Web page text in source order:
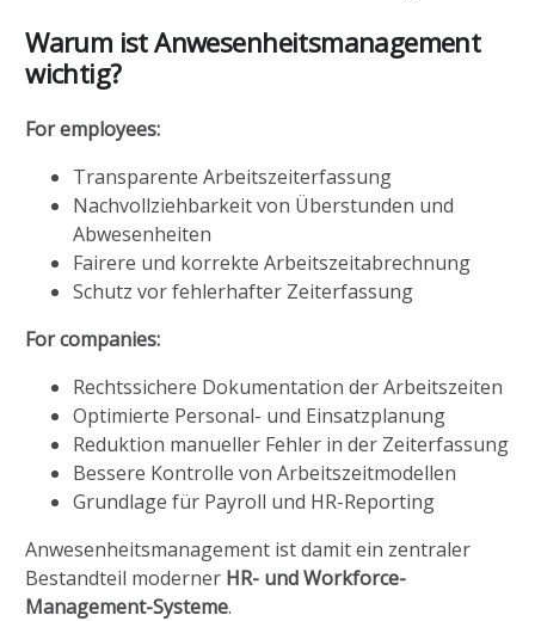
Warum ist Anwesenheitsmanagement
wichtig?
For employees:
Transparente Arbeitszeiterfassung
Nachvollziehbarkeit von Überstunden und
Abwesenheiten
Fairere und korrekte Arbeitszeitabrechnung
Schutz vor fehlerhafter Zeiterfassung
For companies:
Rechtssichere Dokumentation der Arbeitszeiten
Optimierte Personal- und Einsatzplanung
Reduktion manueller Fehler in der Zeiterfassung
Bessere Kontrolle von Arbeitszeitmodellen
Grundlage für Payroll und HR-Reporting
Anwesenheitsmanagement ist damit ein zentraler
Bestandteil moderner HR- und Workforce-
Management-Systeme.